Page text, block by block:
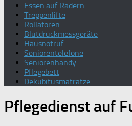
Essen auf Rädern
Treppenlifte
Rollatoren
Blutdruckmessgeräte
Hausnotruf
Seniorentelefone
Seniorenhandy
Pflegebett
Dekubitusmatratze
Pflegedienst auf